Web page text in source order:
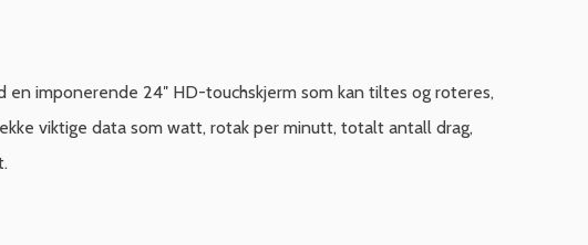
imponerende 24″ HD-touchskjerm som kan tiltes og roteres,
viktige data som watt, rotak per minutt, totalt antall drag,